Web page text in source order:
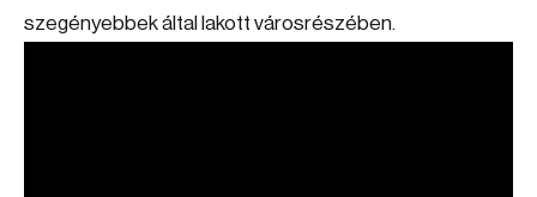
szegényebbek által lakott városrészében.